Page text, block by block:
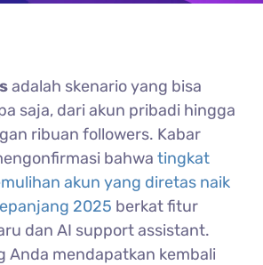
adalah skenario yang bisa
saja, dari akun pribadi hingga
ribuan followers. Kabar
bahwatingkat
akun yang diretas naik
2025 berkat fitur
dan AI support assistant.
Anda mendapatkan kembali